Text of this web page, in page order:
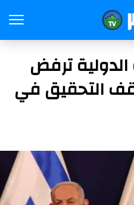
الدولية ترفض
التحقيق في